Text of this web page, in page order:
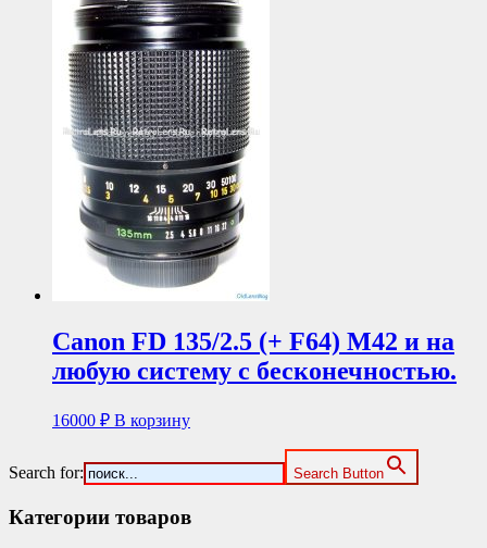
Canon FD 135/2.5 (+ F64) М42 и на
любую систему с бесконечностью.
16000 ₽ В корзину
Search for: Search Button
Категории товаров